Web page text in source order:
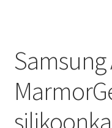
Samsung